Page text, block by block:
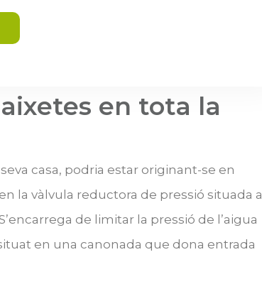
en tota la
casa, podria estar originant-se en
la vàlvula reductora de pressió situada a
de limitar la pressió de l’aigua
en una canonada que dona entrada